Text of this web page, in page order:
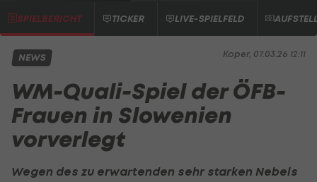
SPIELBERICHT TICKER LIVE-SPIELFELD
Koper, 07.03.26 12:11
NEWS
WM-Quali-Spiel der ÖFB-
Frauen in Slowenien
vorverlegt
Wegen des zu erwartenden sehr starken Nebels